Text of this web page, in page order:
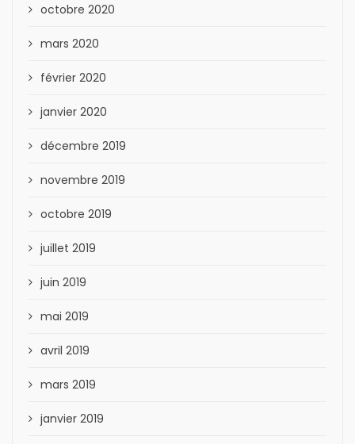
octobre 2020
mars 2020
février 2020
janvier 2020
décembre 2019
novembre 2019
octobre 2019
juillet 2019
juin 2019
mai 2019
avril 2019
mars 2019
janvier 2019